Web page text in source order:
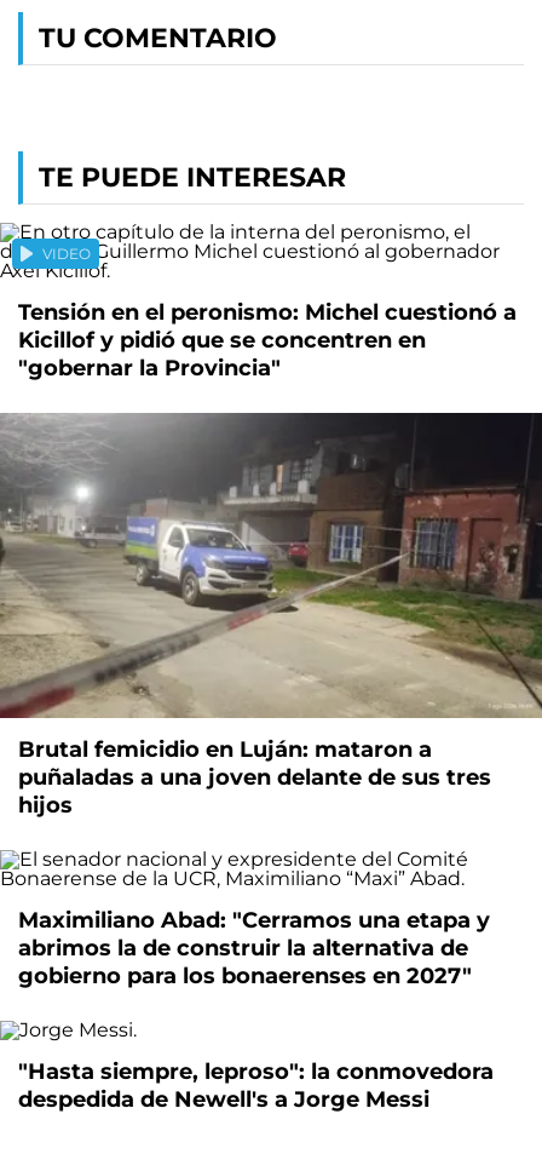
TU COMENTARIO
TE PUEDE INTERESAR
VIDEO
Tensión en el peronismo: Michel cuestionó a
Kicillof y pidió que se concentren en
"gobernar la Provincia"
Brutal femicidio en Luján: mataron a
puñaladas a una joven delante de sus tres
hijos
Maximiliano Abad: "Cerramos una etapa y
abrimos la de construir la alternativa de
gobierno para los bonaerenses en 2027"
"Hasta siempre, leproso": la conmovedora
despedida de Newell's a Jorge Messi